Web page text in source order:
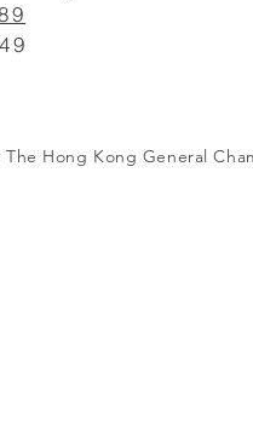
Hong Kong General